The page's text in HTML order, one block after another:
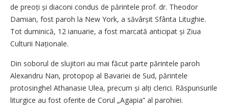
de preoți și diaconi condus de părintele prof. dr. Theodor
Damian, fost paroh la New York, a săvârșit Sfânta Litughie.
Tot duminică, 12 ianuarie, a fost marcată anticipat și Ziua
Culturii Naționale.
Din soborul de slujitori au mai făcut parte părintele paroh
Alexandru Nan, protopop al Bavariei de Sud, părintele
protosinghel Athanasie Ulea, precum și alți clerici. Răspunsurile
liturgice au fost oferite de Corul „Agapia” al parohiei.